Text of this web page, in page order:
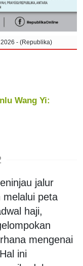
- (Republika)
Wang Yi:
jalur
melalui peta
haji,
mengenai
ini